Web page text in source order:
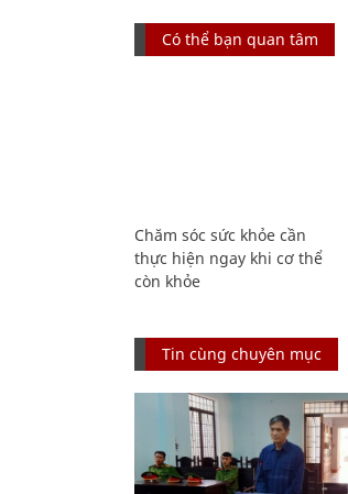
Có thể bạn quan tâm
Chăm sóc sức khỏe cần
thực hiện ngay khi cơ thể
còn khỏe
Tin cùng chuyên mục